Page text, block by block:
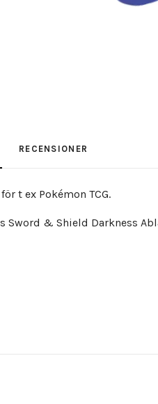
RECENSIONER
t ex Pokémon TCG.
Sword & Shield Darkness